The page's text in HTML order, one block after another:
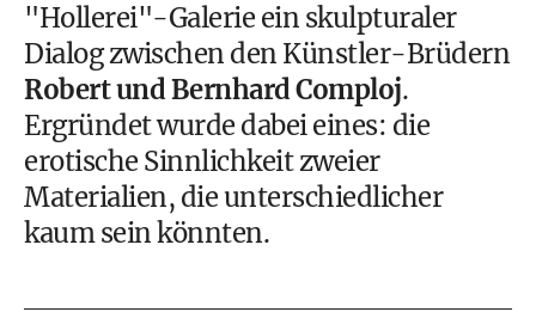
"Hollerei"-Galerie ein skulpturaler
Dialog zwischen den Künstler-Brüdern
Robertund Bernhard Comploj.
Ergründet wurde dabei eines: die
erotische Sinnlichkeit zweier
Materialien, die unterschiedlicher
kaum sein könnten.